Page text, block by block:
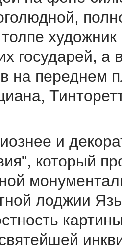
государей, а
на переднем
и
который
лоджии